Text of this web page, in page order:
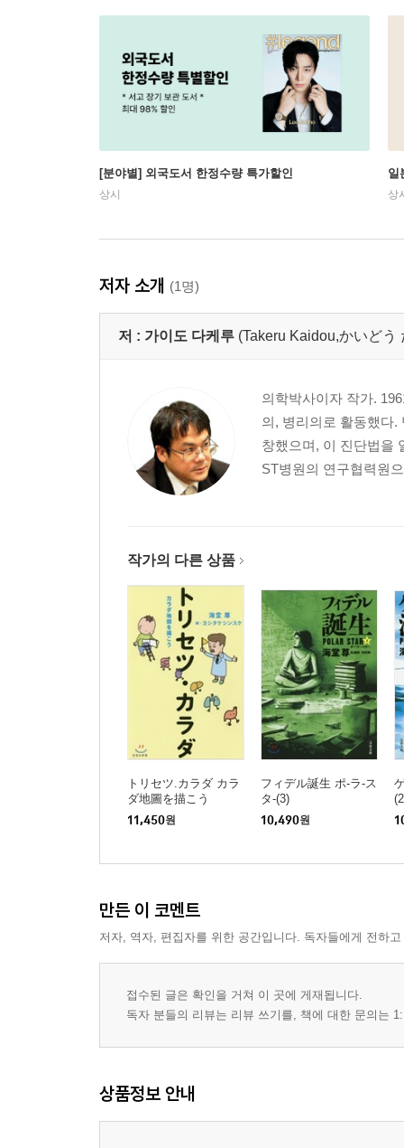
[분야별] 외국도서 한정수량 특가할인
상시
일
상
저자 소개 (1명)
저 : 가이도 다케루 (Takeru Kaidou,かいどう
의학박사이자 작가.
의, 병리의로 활동했다.
창했으며, 이 진단법을
ST병원의 연구협력원
작가의 다른 상품
トリセツ.カラダ カラ
ダ地圖を描こう
11,450원
フィデル誕生 ポ-ラ-ス
タ-(3)
10,490원
만든 이 코멘트
저자, 역자, 편집자를 위한 공간입니다. 독자들에게 전하
접수된 글은 확인을 거쳐 이 곳에 게재됩니다.
독자 분들의 리뷰는 리뷰 쓰기를, 책에 대한 문의는
상품정보 안내